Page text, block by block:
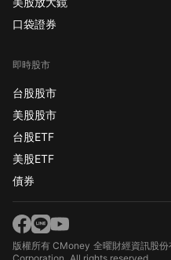
口袋證券
即時股市
台股股市
美股股市
台股ETF
美股ETF
債券
版權所有 CMoney 全曜財經資訊股